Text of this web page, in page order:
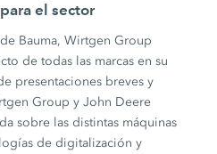
el sector
Bauma, Wirtgen Group
de todas las marcas en su
presentaciones breves y
Group y John Deere
sobre las distintas máquinas
de digitalización y